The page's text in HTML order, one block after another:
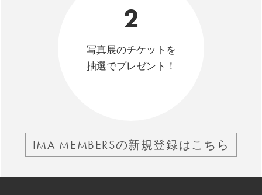
2
写真展のチケットを
抽選でプレゼント！
IMA MEMBERSの新規登録はこちら